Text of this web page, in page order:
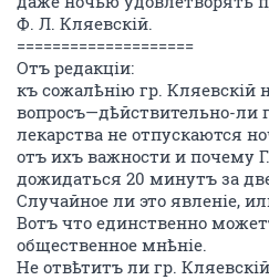
Ф. Л. Кляевскій.
====================
Отъ редакціи:
къ сожалѣнію гр. Кляевскій
вопросъ—дѣйствительно-ли
лекарства не отпускаются
отъ ихъ важности и почему
дожидаться 20 минутъ за
Случайное ли это явленіе,
Вотъ что единственно
общественное мнѣніе.
Не отвѣтитъ ли гр.